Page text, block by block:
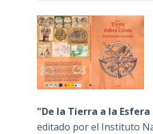
"De la Tierra a la
editado por el Instituto